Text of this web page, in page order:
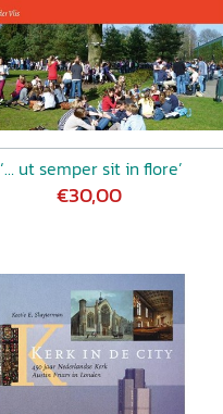
‘… ut semper sit in flore’
€30,00